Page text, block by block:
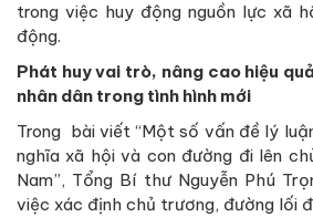
trong việc huy động nguồn lực xã
động.
Phát huy vai trò, nâng cao hiệu
nhân dân trong tình hình mới
Trong bài viết “Một số vấn đề lý
nghĩa xã hội và con đường đi lên
Nam”, Tổng Bí thư Nguyễn Phú
việc xác định chủ trương, đường lối